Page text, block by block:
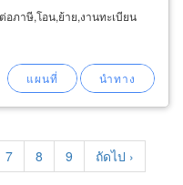
ภาษี,โอน,ย้าย,งานทะเบียน
Page
7 Page
8 Page
9
Next
page
ถัดไป ›